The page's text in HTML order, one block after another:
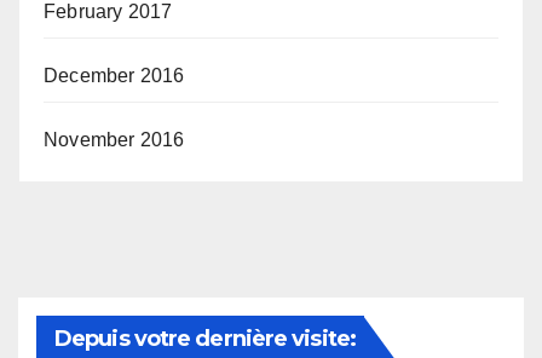
February 2017
December 2016
November 2016
Depuis votre dernière visite: